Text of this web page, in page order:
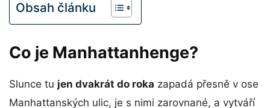
Obsah článku
Co je Manhattanhenge?
Slunce tu jen dvakrát do roka zapadá přesně v ose
Manhattanských ulic, je s nimi zarovnané, a vytváří